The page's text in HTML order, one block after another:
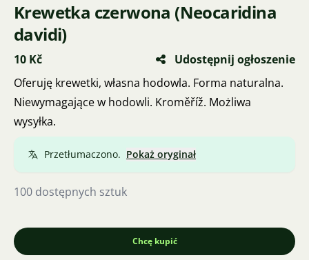
Krewetka czerwona (Neocaridina
davidi)
10 Kč
Udostępnij ogłoszenie
Oferuję krewetki, własna hodowla. Forma naturalna.
Niewymagające w hodowli. Kroměříž. Możliwa
wysyłka.
Przetłumaczono. Pokaż oryginał
100 dostępnych sztuk
Chcę kupić